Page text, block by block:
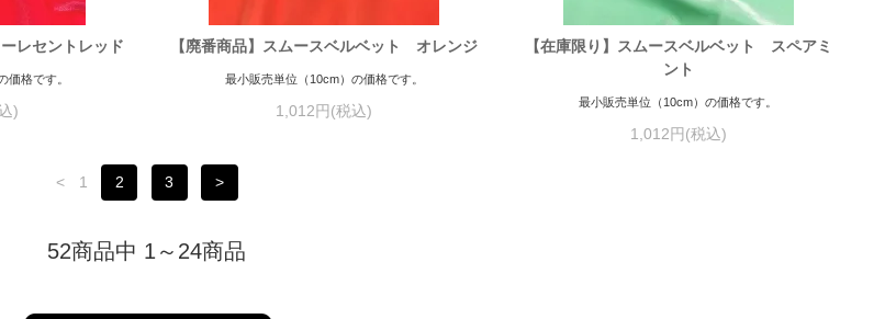
レセントレッド
価格です。
)
【廃番商品】スムースベルベット オレンジ
最小販売単位（10cm）の価格です。
1,012円(税込)
【在庫限り】スムースベルベット スペアミ
ント
最小販売単位（10cm）の価格です。
1,012円(税込)
< 1 2 3 >
52商品中 1～24商品